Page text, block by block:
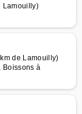
Lamouilly)
de Lamouilly)
Boissons à